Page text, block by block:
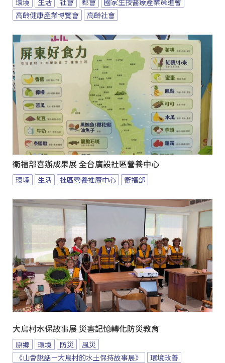
環境 生活 社會 都會
國家生技醫療產業策進會
高齡健康產業博覽會
高齡社會
衛福部喜辦成果展 全台廣設社區營養中心
環境 生活 社區營養推廣中心 衛福部
大鳥村水保故事展 災害記憶轉化防災教育
原鄉 環境 防災
風災
《山會說話－大鳥村的水土保持故事展》
環境改善